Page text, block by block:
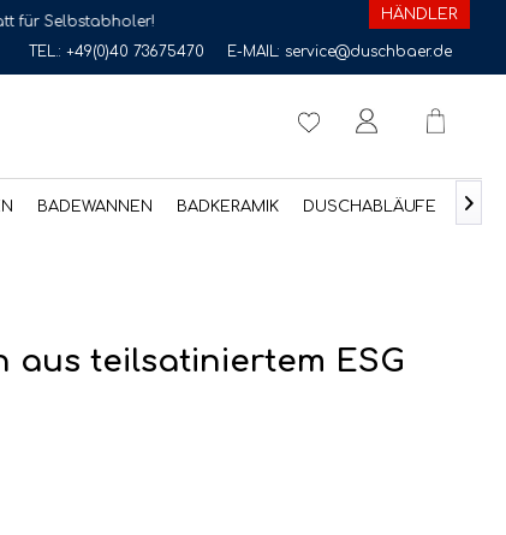
TEL.: +49(0)40 73675470 E-MAIL: service@duschbaer.de
BADEWANNEN BADKERAMIK DUSCHABLÄUFE 
aus teilsatiniertem ESG
HÄNDLER